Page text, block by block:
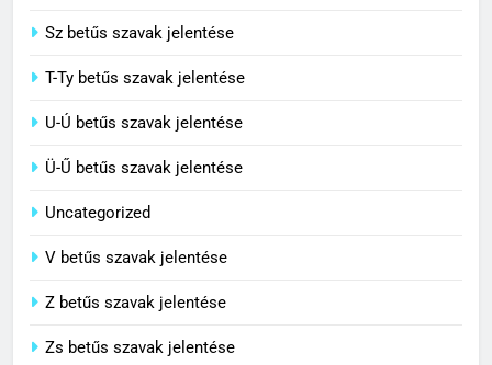
Sz betűs szavak jelentése
T-Ty betűs szavak jelentése
U-Ú betűs szavak jelentése
Ü-Ű betűs szavak jelentése
Uncategorized
V betűs szavak jelentése
Z betűs szavak jelentése
Zs betűs szavak jelentése